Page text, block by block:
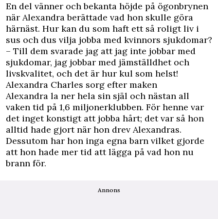
En del vänner och bekanta höjde på ögonbrynen
när Alexandra berättade vad hon skulle göra
härnäst. Hur kan du som haft ett så roligt liv i
sus och dus vilja jobba med kvinnors sjukdomar?
– Till dem svarade jag att jag inte jobbar med
sjukdomar, jag jobbar med jämställdhet och
livskvalitet, och det är hur kul som helst!
Alexandra Charles sorg efter maken
Alexandra la ner hela sin själ och nästan all
vaken tid på 1,6 miljonerklubben. För henne var
det inget konstigt att jobba hårt; det var så hon
alltid hade gjort när hon drev Alexandras.
Dessutom har hon inga egna barn vilket gjorde
att hon hade mer tid att lägga på vad hon nu
brann för.
Annons